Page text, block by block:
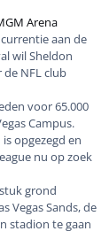
Arena
aan de
wil Sheldon
NFL club
voor 65.000
Campus.
opgezegd en
nu op zoek
grond
Vegas Sands, de
stadion te gaan